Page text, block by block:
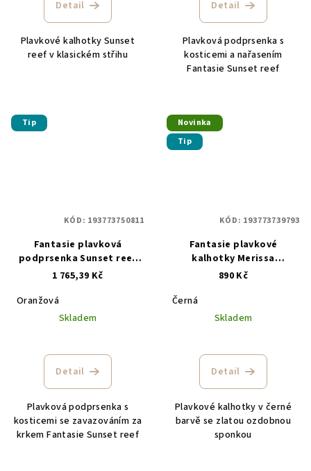
Detail
Plavkové kalhotky Sunset
reef v klasickém střihu
Detail
Plavková podprsenka s
kosticemi a nařasením
Fantasie Sunset reef
Tip
Fantasie plavková
podprsenka Sunset reef
FS507004HET oranžová
1 765,39 Kč
Oranžová
Skladem
Detail
Plavková podprsenka s
kosticemi se zavazováním za
krkem Fantasie Sunset reef
KÓD: 193773750811
Novinka
Tip
Fantasie plavkové
kalhotky Merissa
FS505172BLK černá
890 Kč
Černá
Skladem
Detail
Plavkové kalhotky v černé
barvě se zlatou ozdobnou
sponkou
KÓD: 193773739793